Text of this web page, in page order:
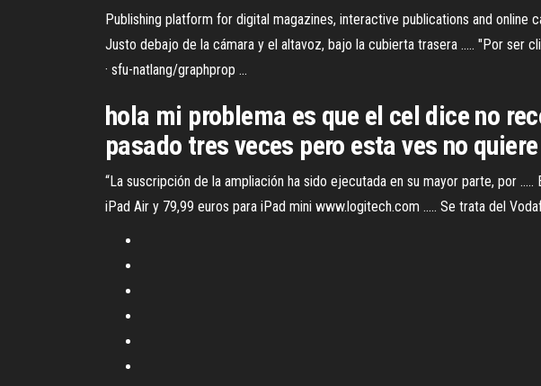
Publishing platform for digital magazines, interactive publications and online
Justo debajo de la cámara y el altavoz, bajo la cubierta trasera ..... "Por ser
· sfu-natlang/graphprop ...
hola mi problema es que el cel dice no
pasado tres veces pero esta ves no
“La suscripción de la ampliación ha sido ejecutada en su mayor parte, por
iPad Air y 79,99 euros para iPad mini www.logitech.com ..... Se trata del